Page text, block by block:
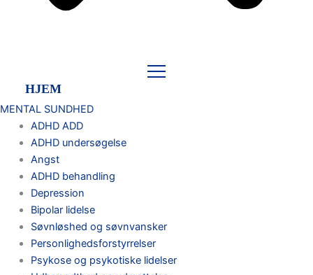
HJEM
MENTAL SUNDHED
ADHD ADD
ADHD undersøgelse
Angst
ADHD behandling
Depression
Bipolar lidelse
Søvnløshed og søvnvansker
Personlighedsforstyrrelser
Psykose og psykotiske lidelser